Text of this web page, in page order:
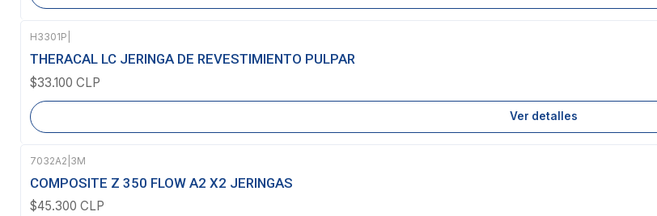
Agotado
H3301P
THERACAL LC JERINGA DE REVESTIMIENTO PULPAR
$33.100 CLP
Ver detalles
7032A2 3M
COMPOSITE Z 350 FLOW A2 X2 JERINGAS
$45.300 CLP